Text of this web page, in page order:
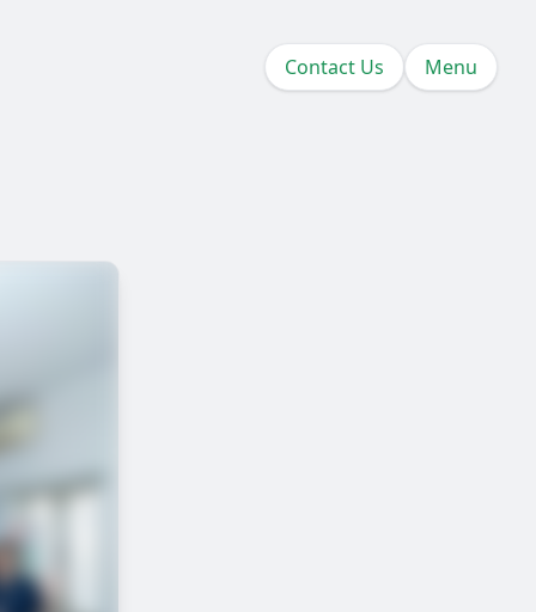
Contact Us Menu